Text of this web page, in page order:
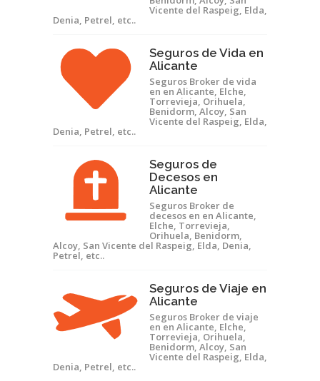
Vicente del Raspeig, Elda,
Denia, Petrel, etc..
Seguros de Vida en
Alicante
Seguros Broker de vida
en en Alicante, Elche,
Torrevieja, Orihuela,
Benidorm, Alcoy, San
Vicente del Raspeig, Elda,
Denia, Petrel, etc..
Seguros de
Decesos en
Alicante
Seguros Broker de
decesos en en Alicante,
Elche, Torrevieja,
Orihuela, Benidorm,
Alcoy, San Vicente del Raspeig, Elda, Denia,
Petrel, etc..
Seguros de Viaje en
Alicante
Seguros Broker de viaje
en en Alicante, Elche,
Torrevieja, Orihuela,
Benidorm, Alcoy, San
Vicente del Raspeig, Elda,
Denia, Petrel, etc..